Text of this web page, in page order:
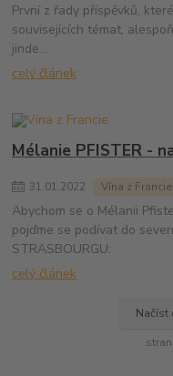
První z řady příspěvků,
souvisejících témat,
jinde...
celý článek
Mélanie PFISTER -
31.01.2022 Vína z Francie
Abychom se o Mélanii
pojďme se podívat do
STRASBOURGU:
celý článek
Načíst